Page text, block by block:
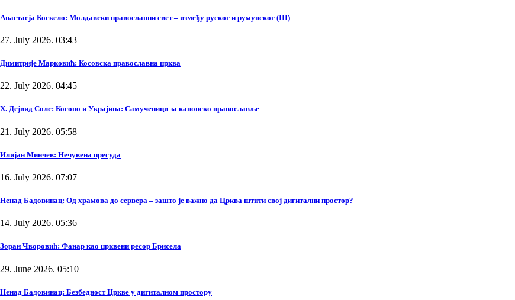
Анастасја Коскело: Молдавски православни свет – између руског и румунског (III)
27. July 2026. 03:43
Димитрије Марковић: Косовска православна црква
22. July 2026. 04:45
Х. Дејвид Солс: Косово и Украјина: Самученици за канонско православље
21. July 2026. 05:58
Илијан Минчев: Нечувена пресуда
16. July 2026. 07:07
Ненад Бадовинац: Од храмова до сервера – зашто је важно да Црква штити свој дигитални простор?
14. July 2026. 05:36
Зоран Чворовић: Фанар као црквени ресор Брисела
29. June 2026. 05:10
Ненад Бадовинац: Безбедност Цркве у дигиталном простору